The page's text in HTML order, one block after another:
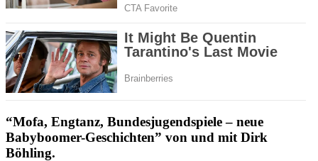
“Mofa, Engtanz, Bundesjugendspiele – neue
Babyboomer-Geschichten” von und mit Dirk
Böhling.